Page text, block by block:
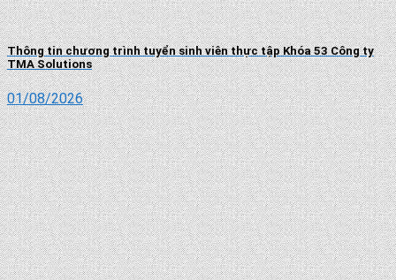
Thông tin chương trình tuyển sinh viên thực tập Khóa 53 Công ty
TMA Solutions
01/08/2026